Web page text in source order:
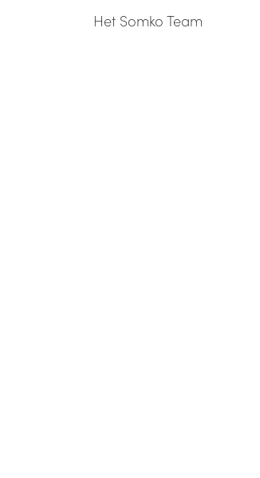
Het Somko Team